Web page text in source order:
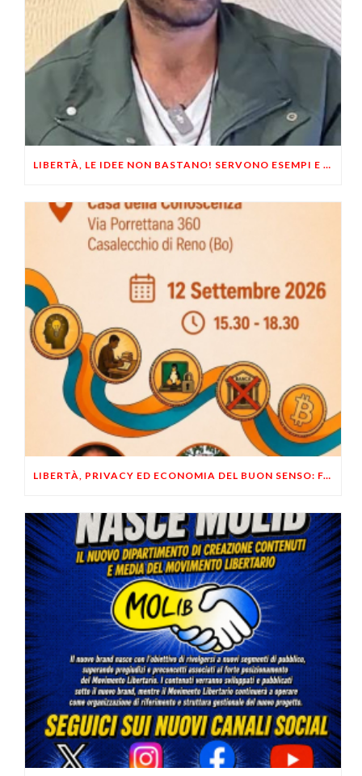
LIBERTÀ, LE IDEE NON BASTANO! SERVONO ESEMPI E UN PO’ DI COERENZA
LIBERTÀ, PRIVACY ED ECONOMIA DEL BUON SENSO: FACCO E MUSUMECI A CASALECCHIO DI RENO (BO)